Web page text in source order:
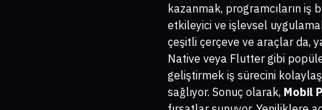
kazanmak, programcıların iş
etkileyici ve işlevsel
çeşitli çerçeve ve araçlar da,
Native veya Flutter gibi
geliştirmek iş sürecini
sağlıyor. Sonuç olarak, Mobil